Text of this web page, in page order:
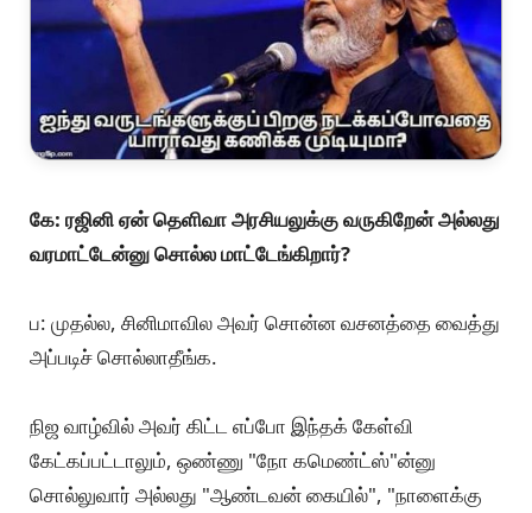
கே: ரஜினி ஏன் தெளிவா அரசியலுக்கு வருகிறேன் அல்லது
வரமாட்டேன்னு சொல்ல மாட்டேங்கிறார்?
ப: முதல்ல, சினிமாவில அவர் சொன்ன வசனத்தை வைத்து
அப்படிச் சொல்லாதீங்க.
நிஜ வாழ்வில் அவர் கிட்ட எப்போ இந்தக் கேள்வி
கேட்கப்பட்டாலும், ஒண்ணு "நோ கமெண்ட்ஸ்"ன்னு
சொல்லுவார் அல்லது "ஆண்டவன் கையில்", "நாளைக்கு